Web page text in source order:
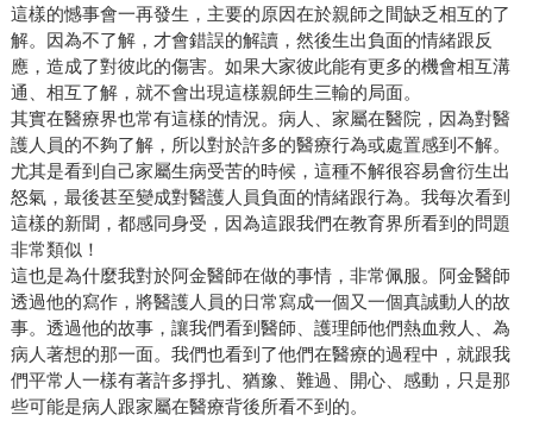
這樣的憾事會一再發生，主要的原因在於親師之間缺乏相互的了
解。因為不了解，才會錯誤的解讀，然後生出負面的情緒跟反
應，造成了對彼此的傷害。如果大家彼此能有更多的機會相互溝
通、相互了解，就不會出現這樣親師生三輸的局面。
其實在醫療界也常有這樣的情況。病人、家屬在醫院，因為對醫
護人員的不夠了解，所以對於許多的醫療行為或處置感到不解。
尤其是看到自己家屬生病受苦的時候，這種不解很容易會衍生出
怒氣，最後甚至變成對醫護人員負面的情緒跟行為。我每次看到
這樣的新聞，都感同身受，因為這跟我們在教育界所看到的問題
非常類似！
這也是為什麼我對於阿金醫師在做的事情，非常佩服。阿金醫師
透過他的寫作，將醫護人員的日常寫成一個又一個真誠動人的故
事。透過他的故事，讓我們看到醫師、護理師他們熱血救人、為
病人著想的那一面。我們也看到了他們在醫療的過程中，就跟我
們平常人一樣有著許多掙扎、猶豫、難過、開心、感動，只是那
些可能是病人跟家屬在醫療背後所看不到的。